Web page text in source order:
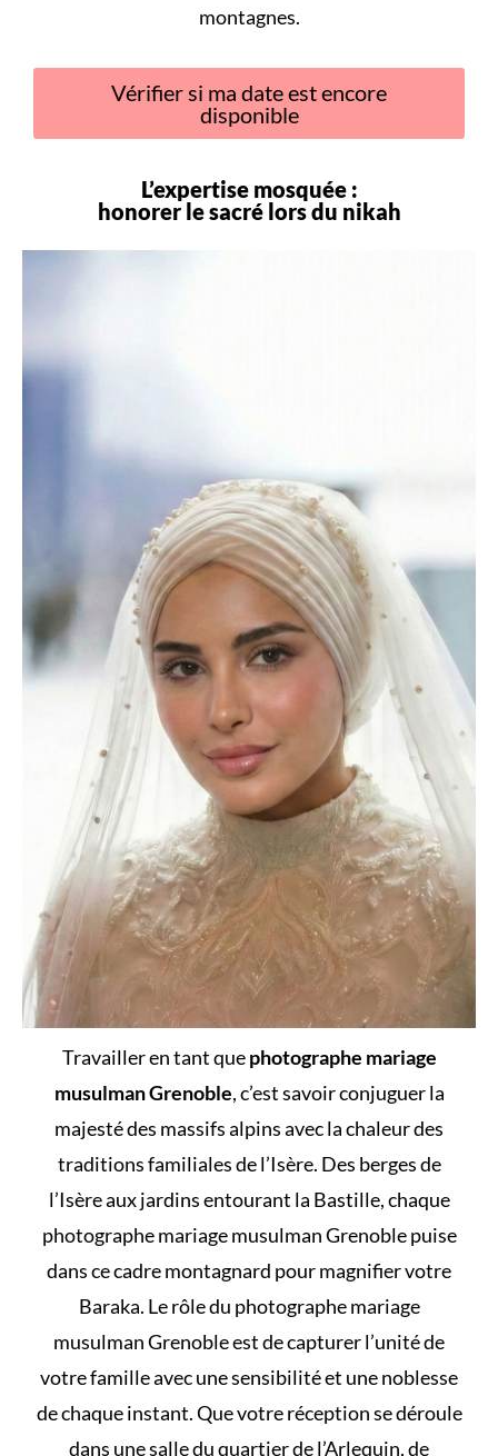
montagnes.
Vérifier si ma date est encore
disponible
L’expertise mosquée :
honorer le sacré lors du nikah
Travailler en tant quephotographe mariage
musulman Grenoble, c’est savoir conjuguer la
majesté des massifs alpins avec la chaleur des
traditions familiales de l’Isère. Des berges de
l’Isère aux jardins entourant la Bastille, chaque
photographe mariage musulman Grenoble puise
dans ce cadre montagnard pour magnifier votre
Baraka. Le rôle du photographe mariage
musulman Grenoble est de capturer l’unité de
votre famille avec une sensibilité et une noblesse
de chaque instant. Que votre réception se déroule
dans une salle du quartier de l’Arlequin, de